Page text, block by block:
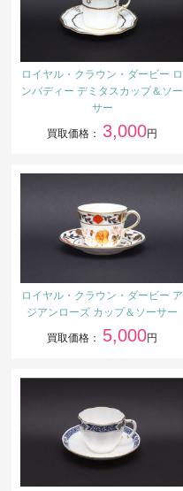
ロイヤル・クラウン・ダービー ロ
ンバディー デミタスカップ＆ソー
サー
買取価格： 3,000円
ロイヤル・クラウン・ダービー ア
ジアンローズ カップ＆ソーサー
買取価格： 5,000円